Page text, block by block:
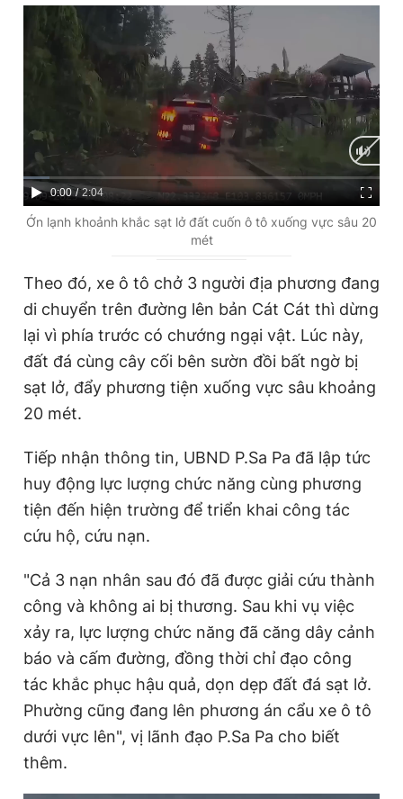
Đặt báo Quảng cáo Tòa soạn
Tổng biên tập: Nguyễn Ngọc Toàn
Phó tổng biên tập thường trực: Hải Thành
Phó tổng biên tập: Lâm Hiếu Dũng
Phó tổng biên tập: Trần Việt Hưng
Tổng thư ký tòa soạn: Đức Trung
Giấy phép xuất bản số 110/GP - BTTTT cấp ngày 24.3.2020
© 2003-2026 Bản quyền thuộc về Báo Thanh Niên. Cấm sao
chép dưới mọi hình thức nếu không có sự chấp thuận bằng văn
bản. Phát triển bởi ePi Technologies, JSC.
C
u
n
T
i
e
0:00 / D
u
t
i
n
2:04
Ớn lạnh khoảnh khắc sạt lở đất cuốn ô tô xuống vực sâu 20
mét
Theo đó, xe ô tô chở 3 người địa phương đang
di chuyển trên đường lên bản Cát Cát thì dừng
lại vì phía trước có chướng ngại vật. Lúc này,
đất đá cùng cây cối bên sườn đồi bất ngờ bị
sạt lở, đẩy phương tiện xuống vực sâu khoảng
20 mét.
Tiếp nhận thông tin, UBND P.Sa Pa đã lập tức
huy động lực lượng chức năng cùng phương
tiện đến hiện trường để triển khai công tác
cứu hộ, cứu nạn.
"Cả 3 nạn nhân sau đó đã được giải cứu thành
công và không ai bị thương. Sau khi vụ việc
xảy ra, lực lượng chức năng đã căng dây cảnh
báo và cấm đường, đồng thời chỉ đạo công
tác khắc phục hậu quả, dọn dẹp đất đá sạt lở.
Phường cũng đang lên phương án cẩu xe ô tô
dưới vực lên", vị lãnh đạo P.Sa Pa cho biết
thêm.